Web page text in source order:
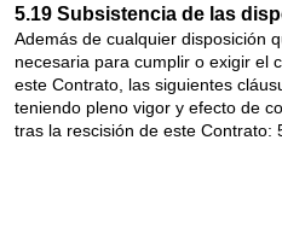
5.19 Subsistencia de las
Además de cualquier disposición
necesaria para cumplir o exigir el
este Contrato, las siguientes
teniendo pleno vigor y efecto de
tras la rescisión de este Contrato: